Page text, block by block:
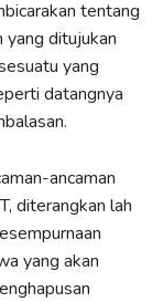
tentang
yang ditujukan
yang
datangnya
ancaman
diterangkan lah
yang akan